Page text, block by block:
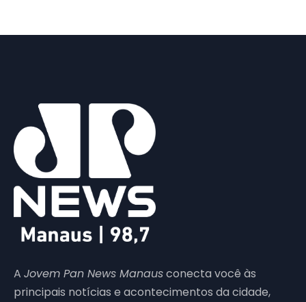
A Jovem Pan News Manausconecta você às
principais notícias e acontecimentos da cidade,